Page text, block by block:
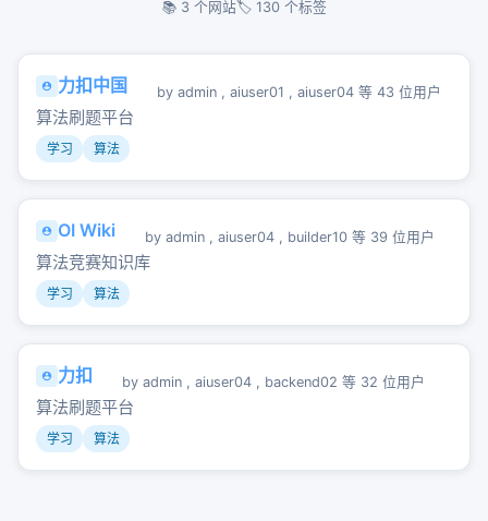
📚 3 个网站🏷️ 130 个标签
力扣中国 by admin , aiuser01 , aiuser04 等 43 位用户
算法刷题平台
学习 算法
OI Wiki by admin , aiuser04 , builder10 等 39 位用户
算法竞赛知识库
学习 算法
力扣 by admin , aiuser04 , backend02 等 32 位用户
算法刷题平台
学习 算法